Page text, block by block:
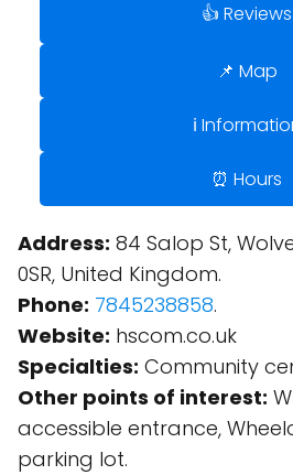
👍 Reviews
📌 Map
ℹ️
⏰ Hours
Address: 84 Salop St,
0SR, United Kingdom.
Phone: 7845238858.
Website: hscom.co.uk
Specialties: Community
Other points of interest:
accessible entrance,
parking lot.